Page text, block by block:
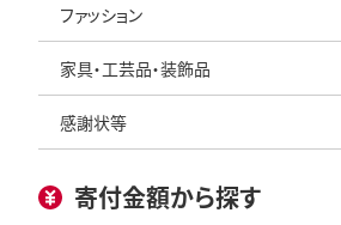
ファッション
家具・工芸品・装飾品
感謝状等
寄付金額から探す